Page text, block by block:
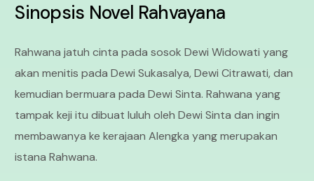
Sinopsis Novel Rahvayana
Rahwana jatuh cinta pada sosok Dewi Widowati yang
akan menitis pada Dewi Sukasalya, Dewi Citrawati, dan
kemudian bermuara pada Dewi Sinta. Rahwana yang
tampak keji itu dibuat luluh oleh Dewi Sinta dan ingin
membawanya ke kerajaan Alengka yang merupakan
istana Rahwana.